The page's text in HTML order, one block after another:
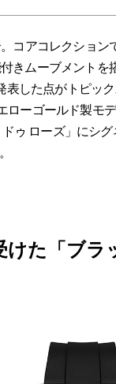
コアコレクション
きムーブメントを
した点がトピッ
ローゴールド製モ
ゥ ローズ」にシ
けた「ブラ